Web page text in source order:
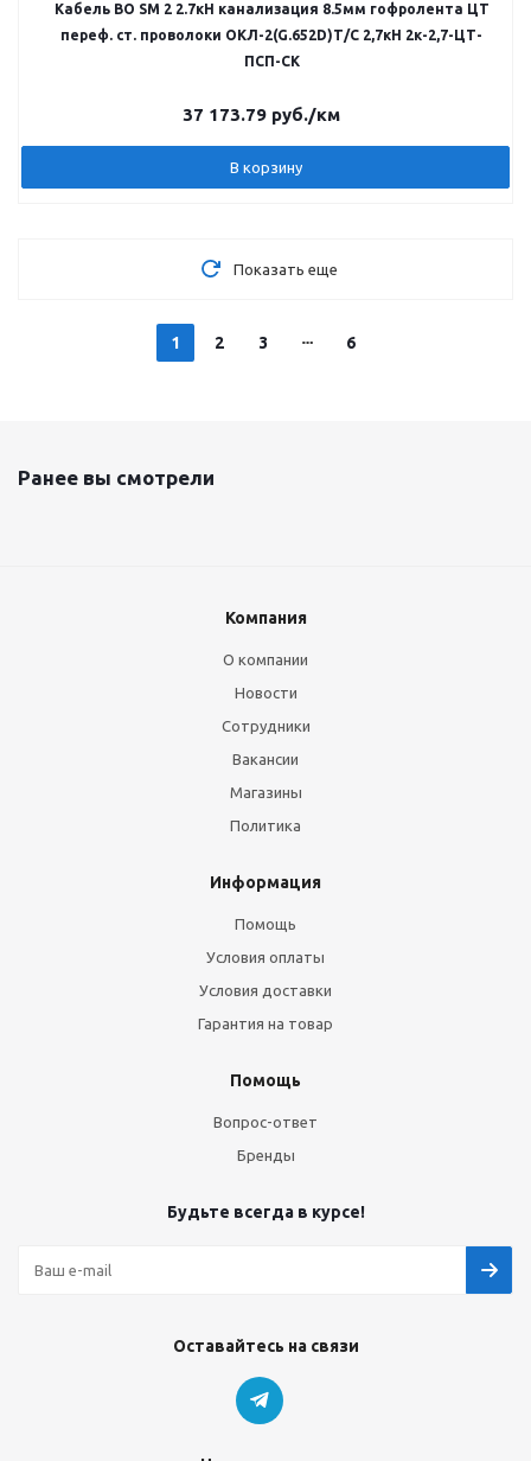
Кабель ВО SM 2 2.7кН канализация 8.5мм гофролента ЦТ
переф. ст. проволоки ОКЛ-2(G.652D)Т/С 2,7кН 2к-2,7-ЦТ-
ПСП-СК
37 173.79 руб./км
В корзину
Показать еще
1 2 3 6
Ранее вы смотрели
Компания
О компании
Новости
Сотрудники
Вакансии
Магазины
Политика
Информация
Помощь
Условия оплаты
Условия доставки
Гарантия на товар
Помощь
Вопрос-ответ
Бренды
Будьте всегда в курсе!
Оставайтесь на связи